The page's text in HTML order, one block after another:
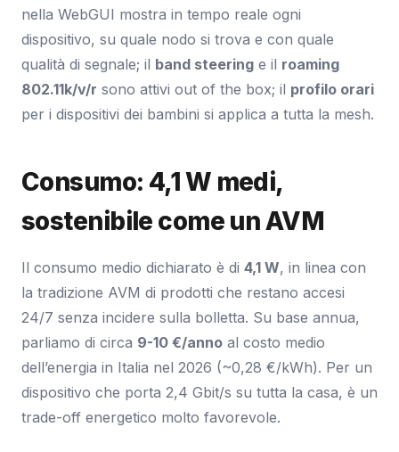
nella WebGUI mostra in tempo reale ogni
dispositivo, su quale nodo si trova e con quale
qualità di segnale; il band steering e il roaming
802.11k/v/r sono attivi out of the box; il profilo orari
per i dispositivi dei bambini si applica a tutta la mesh.
Consumo: 4,1 W medi,
sostenibile come un AVM
Il consumo medio dichiarato è di 4,1 W, in linea con
la tradizione AVM di prodotti che restano accesi
24/7 senza incidere sulla bolletta. Su base annua,
parliamo di circa 9-10 €/anno al costo medio
dell’energia in Italia nel 2026 (~0,28 €/kWh). Per un
dispositivo che porta 2,4 Gbit/s su tutta la casa, è un
trade-off energetico molto favorevole.